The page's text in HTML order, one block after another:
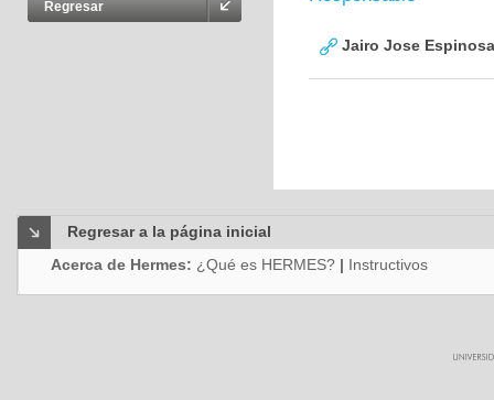
Regresar
Jairo Jose
Regresar a la página inicial
Acerca de Hermes: ¿Qué es HERMES? | Instructivos